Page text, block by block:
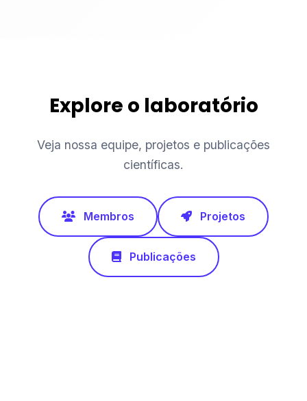
Explore o laboratório
Veja nossa equipe, projetos e publicações
científicas.
Membros Projetos
Publicações